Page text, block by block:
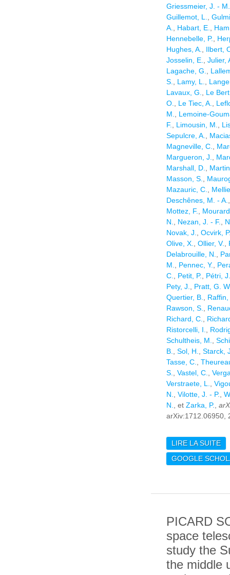
Griessmeier, J. - M.
Guillemot, L.
A.
Habart, E.
Hennebelle, P.
Hughes, A.
Ilbert,
Josselin, E.
Julier,
Lagache, G.
S.
Lamy, L.
Lavaux, G.
Le
O.
Le Tiec, A.
M.
Lemoine-
F.
Limousin, M.
Sepulcre, A.
Magneville, C.
Margueron, J.
Marshall, D.
Masson, S.
Mazauric, C.
Deschênes, M. - A.
Mottez, F.
N.
Nezan, J. - F.
Novak, J.
Ocvirk,
Olive, X.
Ollier, V.
Delabrouille, N.
M.
Pennec, Y.
C.
Petit, P.
Pétri, J.
Pety, J.
Pratt, G.
Quertier, B.
Raffin,
Rawson, S.
Richard, C.
Ristorcelli, I.
Schultheis, M.
B.
Sol, H.
Starck,
Tasse, C.
S.
Vastel, C.
Verstraete, L.
N.
Vilotte, J. - P.
N.
, et Zarka, P.
arXiv:1712.06950,
LIRE LA SUITE
GOOGLE
PICARD
space
study the
the middle